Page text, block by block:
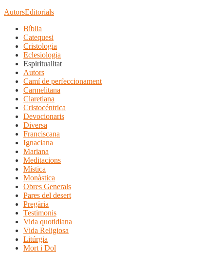
AutorsEditorials
Bíblia
Catequesi
Cristologia
Eclesiologia
Espiritualitat
Autors
Camí de perfeccionament
Carmelitana
Claretiana
Cristocéntrica
Devocionaris
Diversa
Franciscana
Ignaciana
Mariana
Meditacions
Mística
Monàstica
Obres Generals
Pares del desert
Pregària
Testimonis
Vida quotidiana
Vida Religiosa
Litúrgia
Mort i Dol